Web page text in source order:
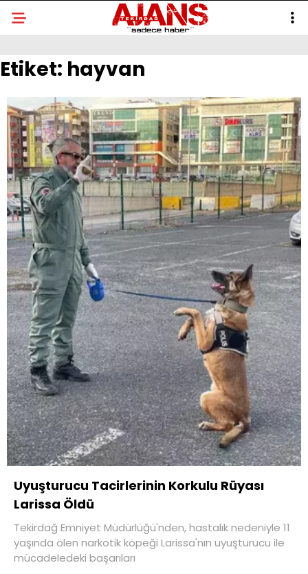
Etiket: hayvan
Uyuşturucu Tacirlerinin Korkulu Rüyası
Larissa Öldü
Tekirdağ Emniyet Müdürlüğü'nden, hastalık nedeniyle 11
yaşında ölen narkotik köpeği Larissa'nın uyuşturucu ile
mücadeledeki başarıları